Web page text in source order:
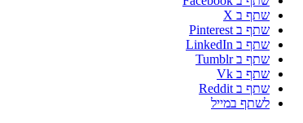
שתף ב X
שתף ב Pinterest
שתף ב LinkedIn
שתף ב Tumblr
שתף ב Vk
שתף ב Reddit
לשתף במייל